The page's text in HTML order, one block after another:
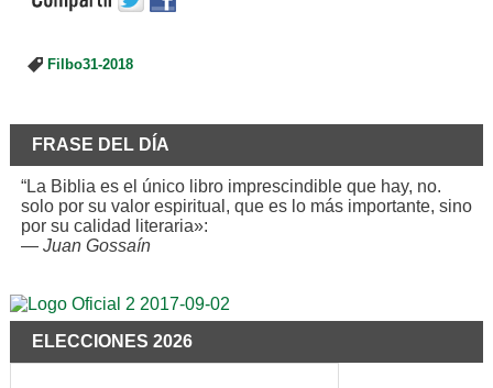
Filbo31-2018
FRASE DEL DÍA
“La Biblia es el único libro imprescindible que hay, no.
solo por su valor espiritual, que es lo más importante, sino
por su calidad literaria»:
— Juan Gossaín
ELECCIONES 2026